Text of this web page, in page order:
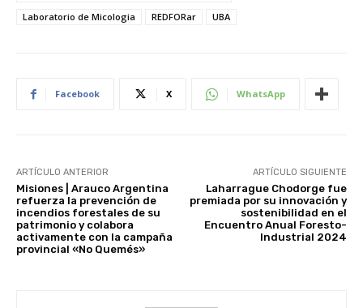
Laboratorio de Micologia
REDFORar UBA
Facebook X WhatsApp
ARTÍCULO ANTERIOR
Misiones | Arauco Argentina
refuerza la prevención de
incendios forestales de su
patrimonio y colabora
activamente con la campaña
provincial «No Quemés»
ARTÍCULO SIGUIENTE
Laharrague Chodorge fue
premiada por su innovación y
sostenibilidad en el
Encuentro Anual Foresto-
Industrial 2024